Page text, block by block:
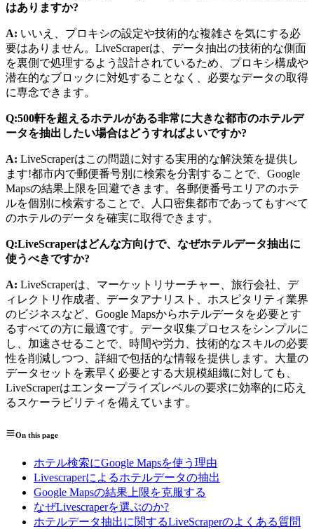
はありますか?
A: いいえ、プロキシの設定や技術的な複雑さを気にする必
要はありません。LiveScraperは、データ抽出の技術的な側面
を裏側で処理するよう設計されているため、プロキシ構成や
潜在的なブロックに対処することなく、必要なデータの取得
に専念できます。
Q:500軒を超えるホテルがある非常に大きな都市のホテルデ
ータを抽出したい場合はどうすればよいですか?
A: LiveScraperはこの問題に対する実用的な解決策を提供し
ます!都市内で郵便番号別に検索を分割することで、Google
Mapsの結果上限を回避できます。各郵便番号エリアのホテ
ルを個別に検索することで、人口密集都市であってもすべて
のホテルのデータを確実に取得できます。
Q:LiveScraperはどんな方向けで、なぜホテルデータ抽出に
使うべきですか?
A: LiveScraperは、マーケットリサーチャー、旅行会社、デ
ィレクトリ作成者、データアナリスト、ホスピタリティ業界
のビジネスなど、Google Mapsからホテルデータを必要とす
るすべての方に最適です。データ収集プロセスをシンプルに
し、加速させることで、時間や労力、技術的なスキルの必要
性を削減しつつ、詳細で包括的な情報を提供します。大量の
データセットを素早く必要とする大規模組織に対しても、
LiveScraperはエンタープライズレベルの要求に効率的に応え
るスケーラビリティを備えています。
On this page
ホテル検索にGoogle Mapsを使う理由
Livescraperによるホテルデータの抽出
Google Mapsの結果上限を克服する
なぜLivescraperを選ぶのか?
ホテルデータ抽出に関するLiveScraperのよくある質問